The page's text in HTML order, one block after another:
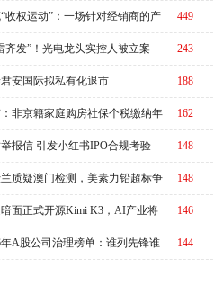
449
收权运动”：一场针对经销商的产
值重估 243
齐发”！光电龙头实控人被立案
188
君安国际拟私有化退市
162
非京籍家庭购房社保个税缴纳年
为一年，公积金贷款额度最高340 148
报信 引发小红书IPO合规考验
148
质疑澳门检测，美素力铅超标争
146
暗面正式开源Kimi K3，AI产业将
个“DeepSeek时刻”冲击波？ 144
年A股公司治理榜单：谁列先锋谁